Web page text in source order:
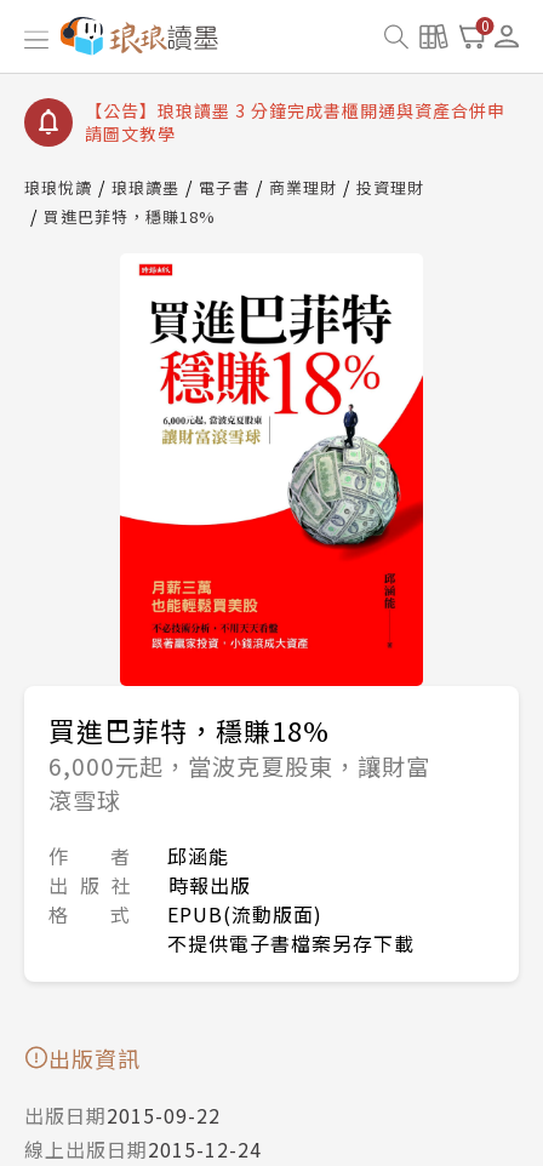
0
【公告】琅琅讀墨數位閱讀資產合併與書櫃開通申請
【公告】琅琅讀墨書櫃開通常見問題
【公告】琅琅讀墨 3 分鐘完成書櫃開通與資產合併申
請圖文教學
查詢
【公告】琅琅讀墨數位閱讀資產合併與書櫃開通申請
琅琅悅讀 琅琅讀墨 電子書 商業理財
投資理財
買進巴菲特，穩賺18%
買進巴菲特，穩賺18%
6,000元起，當波克夏股東，讓財富
滾雪球
作 者
邱涵能
出 版 社
時報出版
格 式
EPUB(流動版面)
不提供電子書檔案另存下載
出版資訊
出版日期2015-09-22
線上出版日期2015-12-24